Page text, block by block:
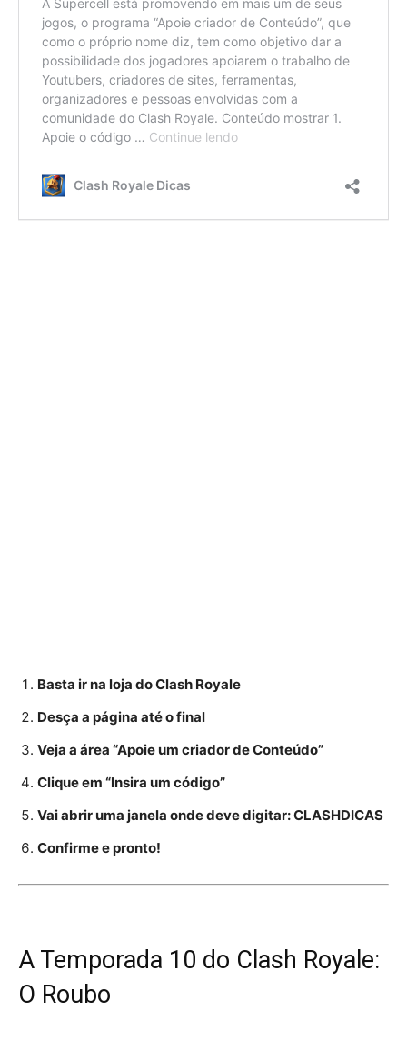
Basta ir na loja do Clash Royale
Desça a página até o final
Veja a área “Apoie um criador de Conteúdo”
Clique em “Insira um código”
Vai abrir uma janela onde deve digitar: CLASHDICAS
Confirme e pronto!
A Temporada 10 do Clash Royale:
O Roubo